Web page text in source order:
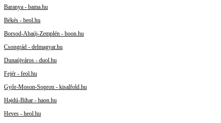
Baranya - bama.hu
Békés - beol.hu
Borsod-Abaúj-Zemplén - boon.hu
Csongrád - delmagyar.hu
Dunaújváros - duol.hu
Fejér - feol.hu
Győr-Moson-Sopron - kisalfold.hu
Hajdú-Bihar - haon.hu
Heves - heol.hu